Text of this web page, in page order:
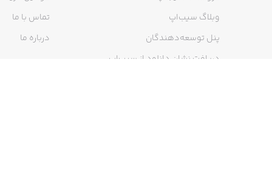
_ چالش (برگزاری مسابقات، شامل:
وبلاگ سیب‌اپ
پنل توسعه‌دهندگان
دریافت نشان دانلود از سیب‌اپ
تماس با ما
درباره ما